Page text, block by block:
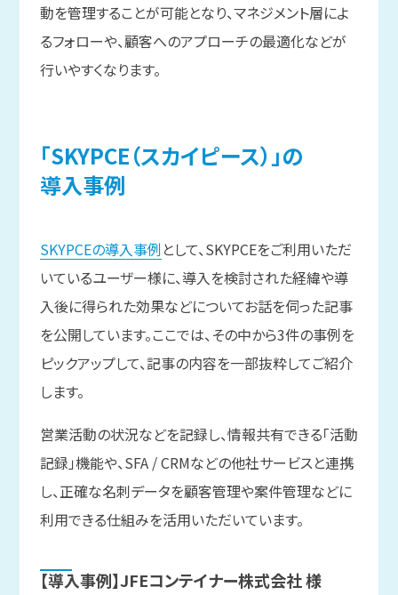
動を管理することが可能となり、マネジメント層によ
るフォローや、顧客へのアプローチの最適化などが
行いやすくなります。
「SKYPCE（スカイピース）」の
導入事例
SKYPCEの導入事例として、SKYPCEをご利用いただ
いているユーザー様に、導入を検討された経緯や導
入後に得られた効果などについてお話を伺った記事
を公開しています。ここでは、その中から3件の事例を
ピックアップして、記事の内容を一部抜粋してご紹介
します。
営業活動の状況などを記録し、情報共有できる「活動
記録」機能や、SFA / CRMなどの他社サービスと連携
し、正確な名刺データを顧客管理や案件管理などに
利用できる仕組みを活用いただいています。
【導入事例】JFEコンテイナー株式会社 様